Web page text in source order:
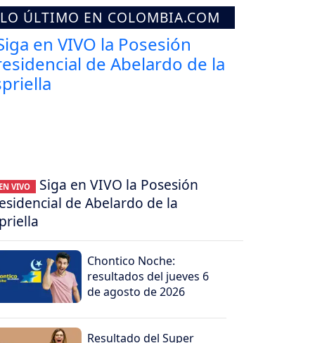
LO ÚLTIMO EN COLOMBIA.COM
VIVO
Siga en VIVO la Posesión
de Abelardo de la
Chontico Noche:
resultados del jueves 6
de agosto de 2026
Resultado del Super